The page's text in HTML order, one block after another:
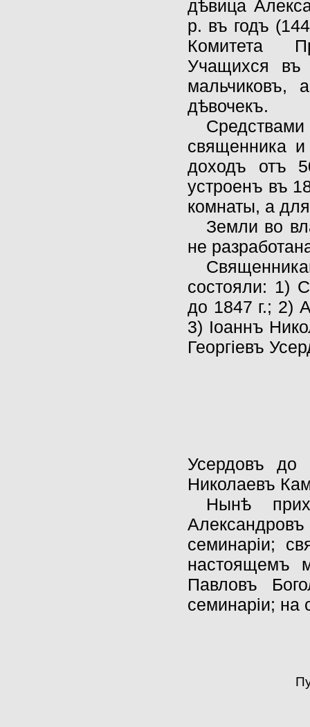
дѣвица
р. въ годъ
Комитета
Учащихся
мальчиковъ,
дѣвочекъ.
священника
доходъ отъ
устроенъ въ
комнаты, а
Земли во
не
состояли: 1)
до 1847 г.; 2)
3) Iоаннъ
Георгiевъ
Усердовъ до
Николаевъ
Нынѣ
семинарiи;
настоящемъ
Павловъ
семинарiи; на